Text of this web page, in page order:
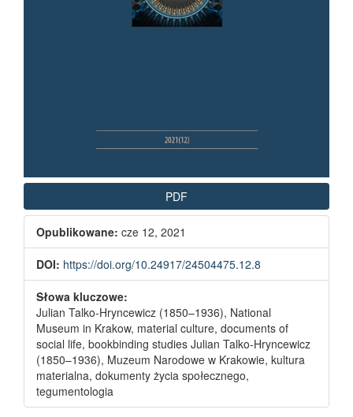
PDF
Opublikowane: cze 12, 2021
DOI: https://doi.org/10.24917/24504475.12.8
Słowa kluczowe:
Julian Talko-Hryncewicz (1850–1936), National
Museum in Krakow, material culture, documents of
social life, bookbinding studies Julian Talko-Hryncewicz
(1850–1936), Muzeum Narodowe w Krakowie, kultura
materialna, dokumenty życia społecznego,
tegumentologia